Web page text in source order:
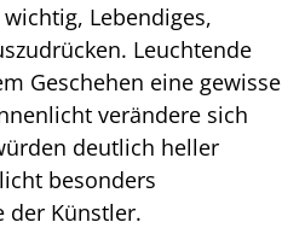
Lebendiges,
Leuchtende
Geschehen eine gewisse
verändere sich
deutlich heller
besonders
der Künstler.